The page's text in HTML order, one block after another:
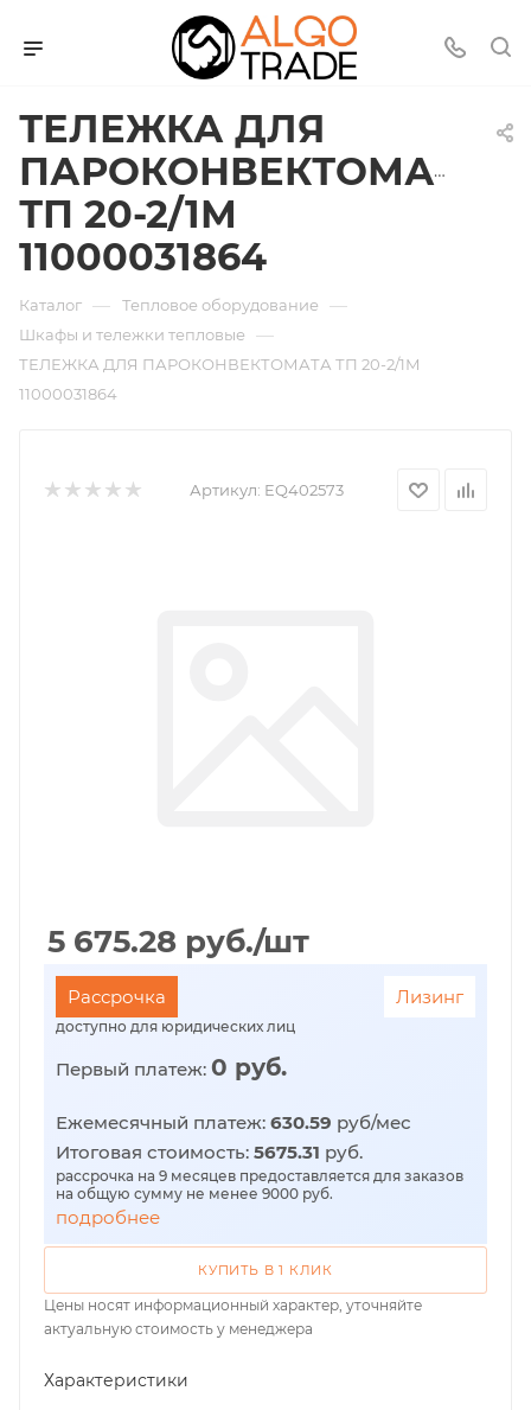
ТЕЛЕЖКА ДЛЯ
ПАРОКОНВЕКТОМАТА
ТП 20-2/1М
11000031864
Каталог — Тепловое оборудование —
Шкафы и тележки тепловые —
ТЕЛЕЖКА ДЛЯ ПАРОКОНВЕКТОМАТА ТП 20-2/1М
11000031864
Артикул: EQ402573
5 675.28 руб./шт
Рассрочка Лизинг
доступно для юридических лиц
Первый платеж: 0 руб.
Ежемесячный платеж: 630.59 руб/мес
Итоговая стоимость: 5675.31 руб.
рассрочка на 9 месяцев предоставляется для заказов
на общую сумму не менее 9000 руб.
подробнее
КУПИТЬ В 1 КЛИК
Цены носят информационный характер, уточняйте
актуальную стоимость у менеджера
Характеристики